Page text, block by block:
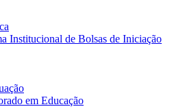
Institucional de Bolsas de Iniciação
em Educação